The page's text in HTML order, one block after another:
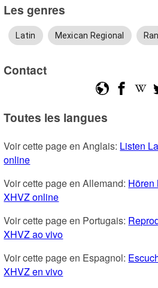
Les genres
Latin Mexican Regional
Contact
Toutes les langues
Voir cette page en Anglais: Listen
online
Voir cette page en Allemand: Hören
XHVZ online
Voir cette page en Portugais:
XHVZ ao vivo
Voir cette page en Espagnol:
XHVZ en vivo